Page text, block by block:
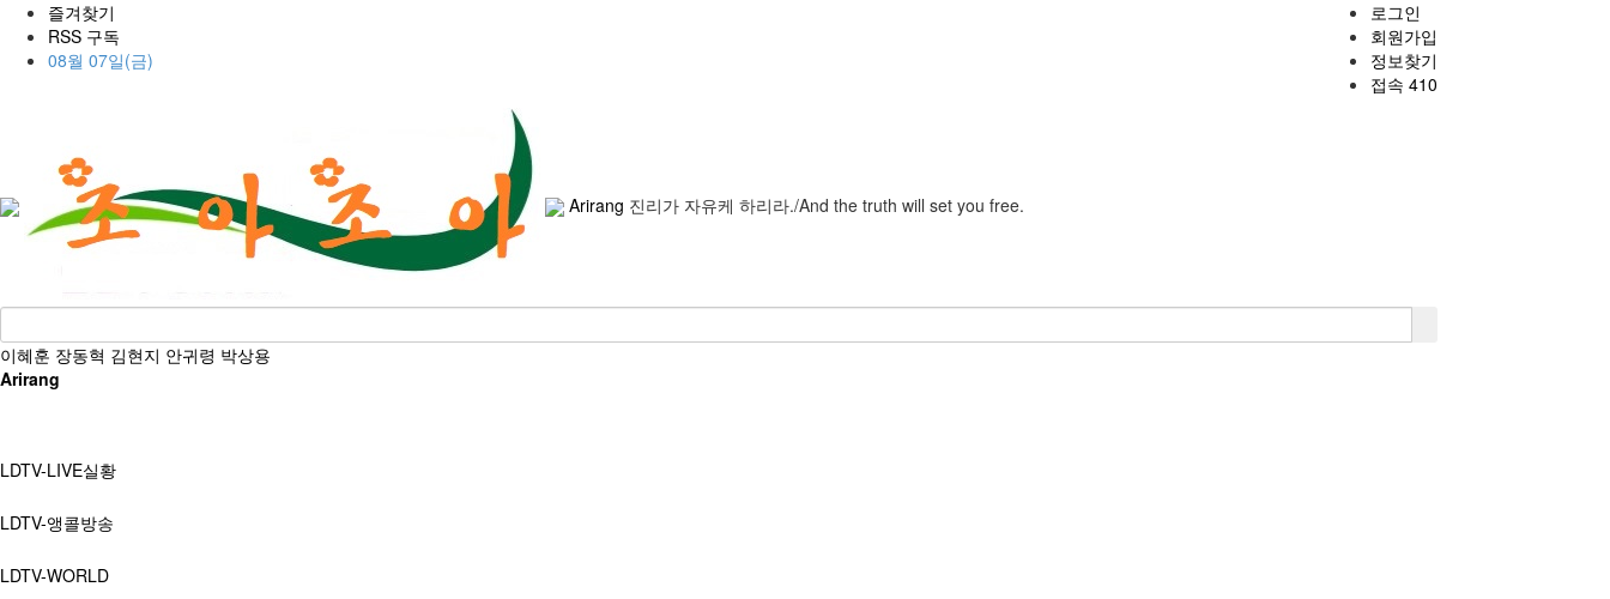
즐겨찾기
RSS 구독
08월 07일(금)
로그인
회원가입
정보찾기
접속 410
Arirang 진리가 자유케 하리라./And the truth will set you free.
이혜훈 장동혁 김현지 안귀령 박상용
Arirang
LDTV-LIVE실황
LDTV-앵콜방송
LDTV-WORLD